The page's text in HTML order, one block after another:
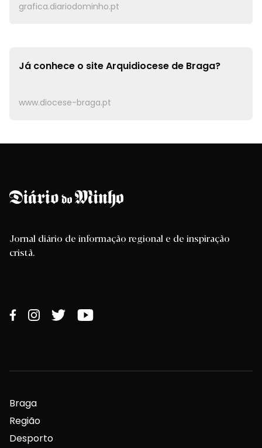
grafica.diariodominho.pt
Já conhece o siteArquidiocese de Braga?
www.diocese-braga.pt
Jornal diário de informação regional e de inspiração
cristã.
Braga
Região
Desporto